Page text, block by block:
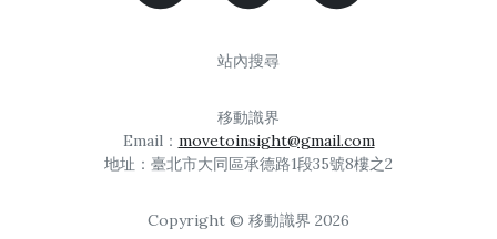
站內搜尋
移動識界
Email： movetoinsight@gmail.com
地址：臺北市大同區承德路1段35號8樓之2
Copyright © 移動識界 2026